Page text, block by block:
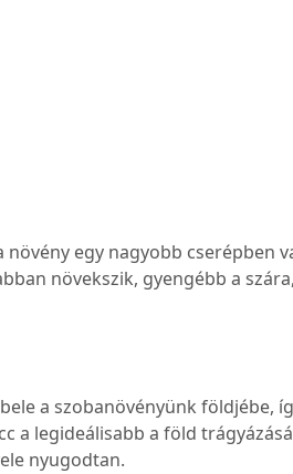
egy nagyobb cserépben
növekszik, gyengébb a
a szobanövényünk földjébe,
a legideálisabb a föld
nyugodtan.